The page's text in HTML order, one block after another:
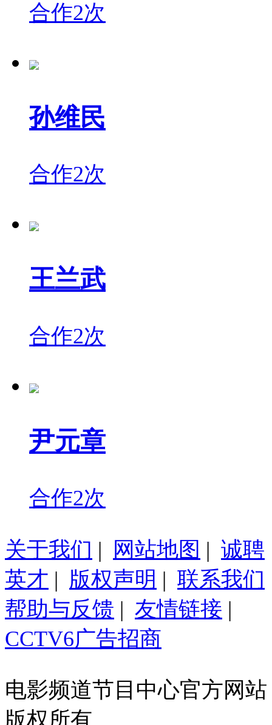
合作2次
孙维民
合作2次
王兰武
合作2次
尹元章
合作2次
关于我们 | 网站地图 | 诚聘
英才 | 版权声明 | 联系我们
帮助与反馈 | 友情链接 |
CCTV6广告招商
电影频道节目中心官方网站
版权所有